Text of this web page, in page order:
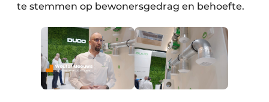
te stemmen op bewonersgedrag en behoefte.